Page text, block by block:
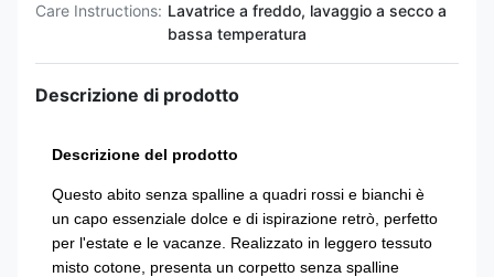
Care Instructions: Lavatrice a freddo, lavaggio a secco a
bassa temperatura
Descrizione di prodotto
Descrizione del prodotto
Questo abito senza spalline a quadri rossi e bianchi è
un capo essenziale dolce e di ispirazione retrò, perfetto
per l'estate e le vacanze. Realizzato in leggero tessuto
misto cotone, presenta un corpetto senza spalline